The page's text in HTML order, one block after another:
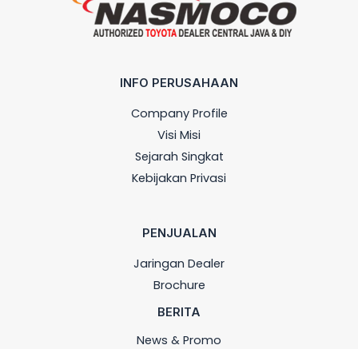
INFO PERUSAHAAN
Company Profile
Visi Misi
Sejarah Singkat
Kebijakan Privasi
PENJUALAN
Jaringan Dealer
Brochure
BERITA
News & Promo